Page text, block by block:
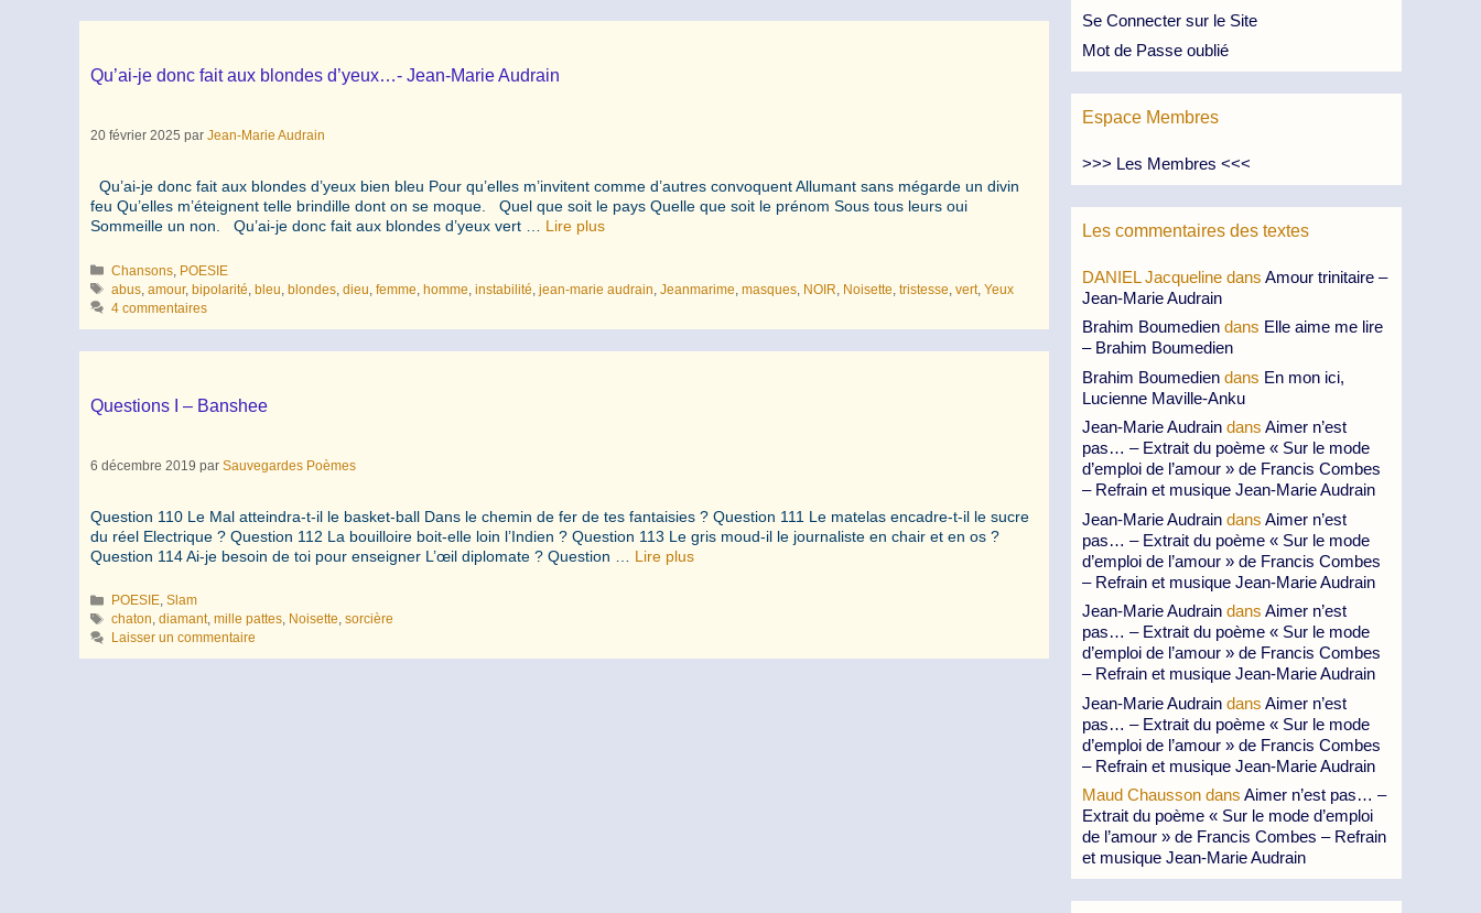
Qu’ai-je donc fait aux blondes d’yeux…- Jean-Marie Audrain
20 février 2025 par Jean-Marie Audrain
Qu’ai-je donc fait aux blondes d’yeux bien bleu Pour qu’elles m’invitent comme d’autres convoquent Allumant sans mégarde un divin
feu Qu’elles m’éteignent telle brindille dont on se moque. Quel que soit le pays Quelle que soit le prénom Sous tous leurs oui
Sommeille un non. Qu’ai-je donc fait aux blondes d’yeux vert … Lire plus
Catégories
Chansons POESIE
Étiquettes
abus ,amour,bipolarité ,bleu ,blondes ,dieu ,femme ,homme ,instabilité ,jean-marie audrain ,Jeanmarime ,masques NOIR Noisette ,tristesse ,vert,Yeux
4 commentaires
Questions I – Banshee
6 décembre 2019 par Sauvegardes Poèmes
Question 110 Le Mal atteindra-t-il le basket-ball Dans le chemin de fer de tes fantaisies ? Question 111 Le matelas encadre-t-il le sucre
du réel Electrique ? Question 112 La bouilloire boit-elle loin l’Indien ? Question 113 Le gris moud-il le journaliste en chair et en os ?
Question 114 Ai-je besoin de toi pour enseigner L’œil diplomate ? Question … Lire plus
Catégories
POESIE,Slam
Étiquettes
chaton,diamant,mille pattes, Noisette,sorcière
Laisser un commentaire
Se Connecter sur le Site
Mot de Passe oublié
Espace Membres
>>> Les Membres <<<
Les commentaires des textes
DANIEL Jacqueline dans Amour trinitaire –
Jean-Marie Audrain
Brahim Boumedien dans Elle aime me lire
– Brahim Boumedien
Brahim Boumedien dans En mon ici,
Lucienne Maville-Anku
Jean-Marie Audrain dans Aimer n’est
pas… – Extrait du poème « Sur le mode
d’emploi de l’amour » de Francis Combes
– Refrain et musique Jean-Marie Audrain
Jean-Marie Audrain dans Aimer n’est
pas… – Extrait du poème « Sur le mode
d’emploi de l’amour » de Francis Combes
– Refrain et musique Jean-Marie Audrain
Jean-Marie Audrain dans Aimer n’est
pas… – Extrait du poème « Sur le mode
d’emploi de l’amour » de Francis Combes
– Refrain et musique Jean-Marie Audrain
Jean-Marie Audrain dans Aimer n’est
pas… – Extrait du poème « Sur le mode
d’emploi de l’amour » de Francis Combes
– Refrain et musique Jean-Marie Audrain
Maud Chausson dans Aimer n’est pas… –
Extrait du poème « Sur le mode d’emploi
de l’amour » de Francis Combes – Refrain
et musique Jean-Marie Audrain